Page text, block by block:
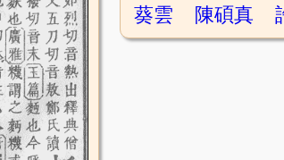
葵雲
陳碩真